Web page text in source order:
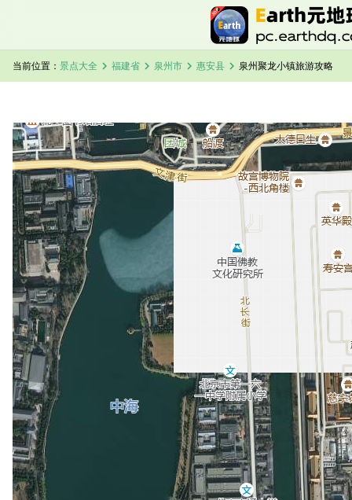
当前位置： 景点大全 chevron_right 福建省 chevron_right 泉州市 chevron_right 惠安县 chevron_right 泉州聚龙小镇旅游攻略
泉州聚龙小镇卫星地图加载中，请稍候...